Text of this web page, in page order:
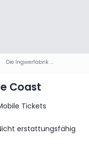
Die Ingwerfabrik Sunshine Coast
Coast
Tickets
erstattungsfähig